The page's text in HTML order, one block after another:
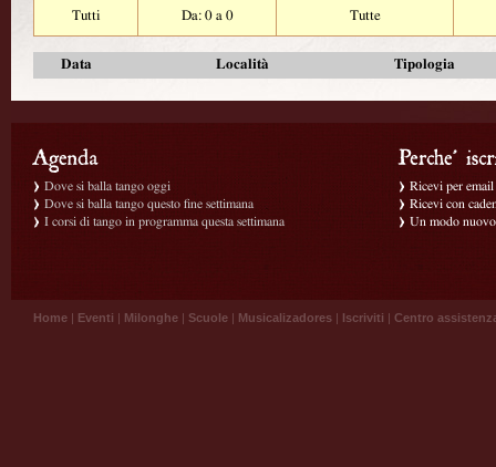
Tutti
Da: 0 a 0 Tutte
Data Località Tipologia
Dove si balla tango oggi
Dove si balla tango questo fine settimana
I corsi di tango in programma questa settimana
Ricevi per
Ricevi con
Un modo
Home | Eventi | Milonghe | Scuole | Musicalizadores | Iscriviti | Centro